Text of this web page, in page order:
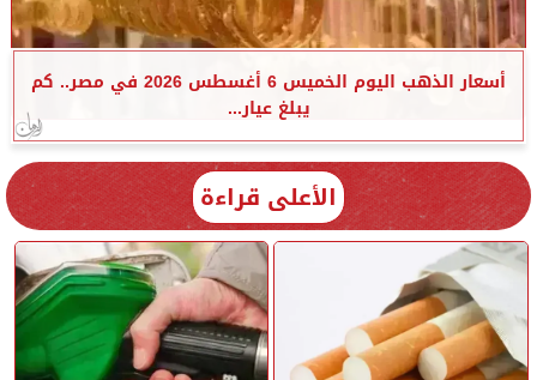
أسعار الذهب اليوم الخميس 6 أغسطس 2026 في مصر.. كم
يبلغ عيار...
الأعلى قراءة